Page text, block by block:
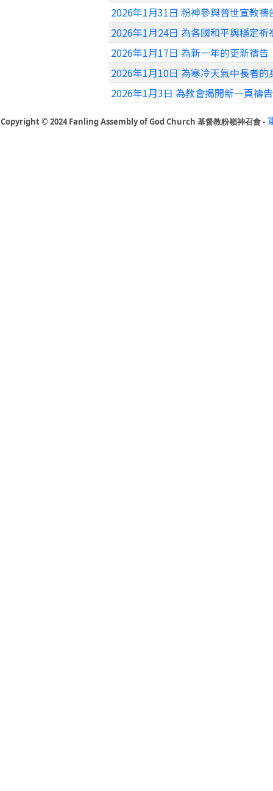
2026年1月31日 粉神參與普世宣教禱
2026年1月24日 為各國和平與穩定祈
2026年1月17日 為新一年的更新禱告
2026年1月10日 為寒冷天氣中長者的
2026年1月3日 為教會揭開新一頁禱告
Copyright © 2024 Fanling Assembly of God Church 基督教粉嶺神召會 -